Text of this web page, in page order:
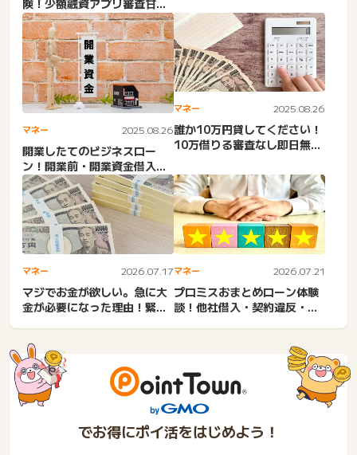
険！少額融資アプリ審査甘
い・無職・即日など
マネー 2025.08.26
開業したてのビジネスロー
ン！開業前・開業資金借入に
使える業者。個人事業主・低
金...
マネー 2025.08.26
誰か10万円貸してください！
10万借りる審査なし即日無
マネー 2026.07.17
マジでお金が欲しい。急に大
金が必要になった理由！緊急
マネー 2026.07.21
プロミスおまとめローン体験
談！他社借入・契約違反・他
でお得にポイ活をはじめよう！